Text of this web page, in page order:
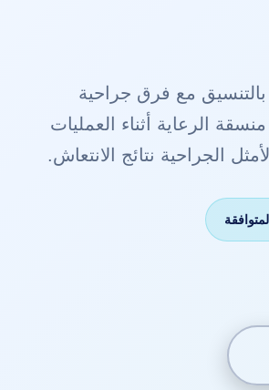
مع فرق جراحية
الرعاية أثناء العمليات
الجراحية نتائج الانتعاش.